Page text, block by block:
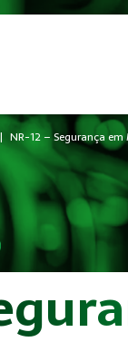
NR-12 – Segurança